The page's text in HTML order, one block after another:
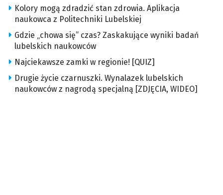
Kolory mogą zdradzić stan zdrowia. Aplikacja
naukowca z Politechniki Lubelskiej
Gdzie „chowa się” czas? Zaskakujące wyniki badań
lubelskich naukowców
Najciekawsze zamki w regionie! [QUIZ]
Drugie życie czarnuszki. Wynalazek lubelskich
naukowców z nagrodą specjalną [ZDJĘCIA, WIDEO]